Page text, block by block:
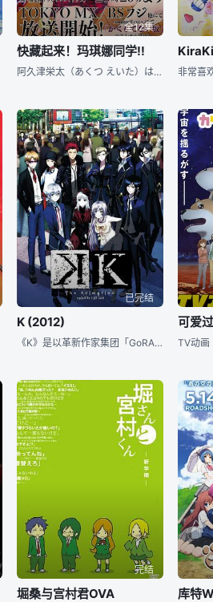
全12集
快藏起来！玛琪娜同学!!
阿久津栄太（あくつ えいた）は、ぼっちで阴キャのメカオタク。そんな彼にも、心ひそかに憧れる女の子がいた。超美人で明るい人気者のギャル・我妻マキナ（あがつま まきな）である。そのマキナが、ある夜、栄太の家の玄関に现れる。何やら様子のおかしい彼女が、いきなり裸をあらわにしてみせると……そこにあったのは、人间とは异なる机械の体だった！エッチのために作られながら、アダルト情报にアクセス制限をかけられたAIロボのマキナ。女性には洁癖症で、どこまでもお人好しな童贞の栄太。二人のメカバレ厳禁な同居生活が始まる！
已完结
K (2012)
《K》是以革新作家集团「GoRA」的7名匿名作家的小说为原著。故事以与现实有着微妙历史差异的现代日本为舞台，描写了七位“王”各自的执着，以及被卷入其中的少年的命运与异能者之间战斗。“赤之王”周防尊所率领的吠舞罗与“青之王”宗像礼司所率领的Scepter4因追杀某起事件的嫌疑人：—名为小白的伊佐那社而互相对立。但小白对这件事却没有什么记忆，毫不知情的他逃避着来自两个集团追杀。而出现在这样的小白面前的是身着黑服的纤细长发少年——夜刀神狗朗。也正因为与他的邂逅，小白的命运从此走上了不同的轨道......
可爱
完结
堀桑与宫村君OVA 库特